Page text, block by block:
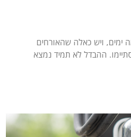
ימים, ויש כאלה שהאורחים
ההבדל לא תמיד נמצא